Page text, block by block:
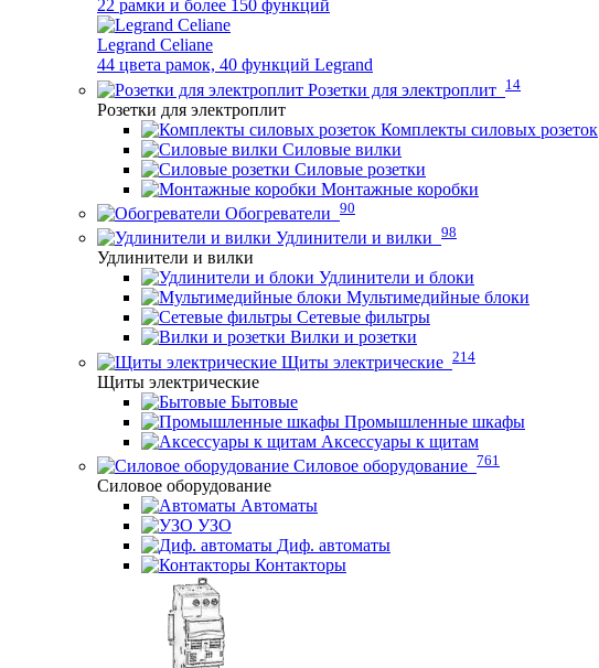
22 рамки и более 150 функций
Legrand Celiane
44 цвета рамок, 40 функций Legrand
Розетки для электроплит 14
Розетки для электроплит
Комплекты силовых розеток
Силовые вилки
Силовые розетки
Монтажные коробки
Обогреватели 90
Удлинители и вилки 98
Удлинители и вилки
Удлинители и блоки
Мультимедийные блоки
Сетевые фильтры
Вилки и розетки
Щиты электрические 214
Щиты электрические
Бытовые
Промышленные шкафы
Аксессуары к щитам
Силовое оборудование 761
Силовое оборудование
Автоматы
УЗО
Диф. автоматы
Контакторы